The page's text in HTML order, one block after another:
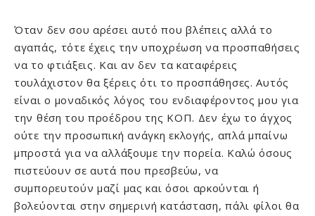
Όταν δεν σου αρέσει αυτό που βλέπεις αλλά το
αγαπάς, τότε έχεις την υποχρέωση να προσπαθήσεις
να το φτιάξεις. Και αν δεν τα καταφέρεις
τουλάχιστον θα ξέρεις ότι το προσπάθησες. Αυτός
είναι ο μοναδικός λόγος του ενδιαφέροντος μου για
την θέση του προέδρου της ΚΟΠ. Δεν έχω το άγχος
ούτε την προσωπική ανάγκη εκλογής, απλά μπαίνω
μπροστά για να αλλάξουμε την πορεία. Καλώ όσους
πιστεύουν σε αυτά που πρεσβεύω, να
συμπορευτούν μαζί μας και όσοι αρκούνται ή
βολεύονται στην σημερινή κατάσταση, πάλι φίλοι θα